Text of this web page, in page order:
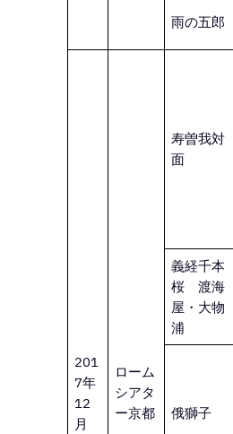
雨の五郎
201
7年
12
月
ローム
シアタ
ー京都
寿曽我対
面
義経千本
桜 渡海
屋・大物
浦
俄獅子